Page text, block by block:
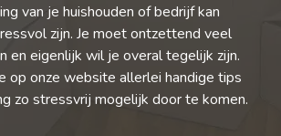
van je huishouden of bedrijf kan
zijn. Je moet ontzettend veel
en eigenlijk wil je overal tegelijk zijn.
op onze website allerlei handige tips
zo stressvrij mogelijk door te komen.